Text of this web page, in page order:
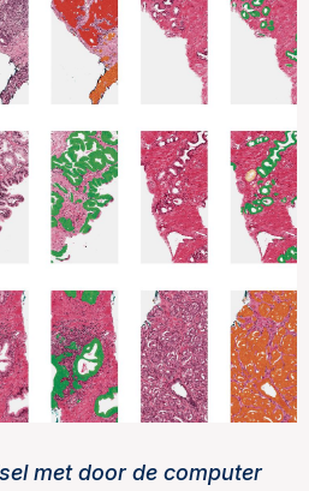
met door de computer